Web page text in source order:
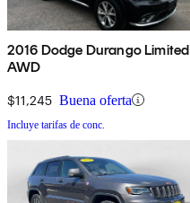
2016 Dodge Durango Limited
AWD
$11,245 Buena oferta
Incluye tarifas de conc.